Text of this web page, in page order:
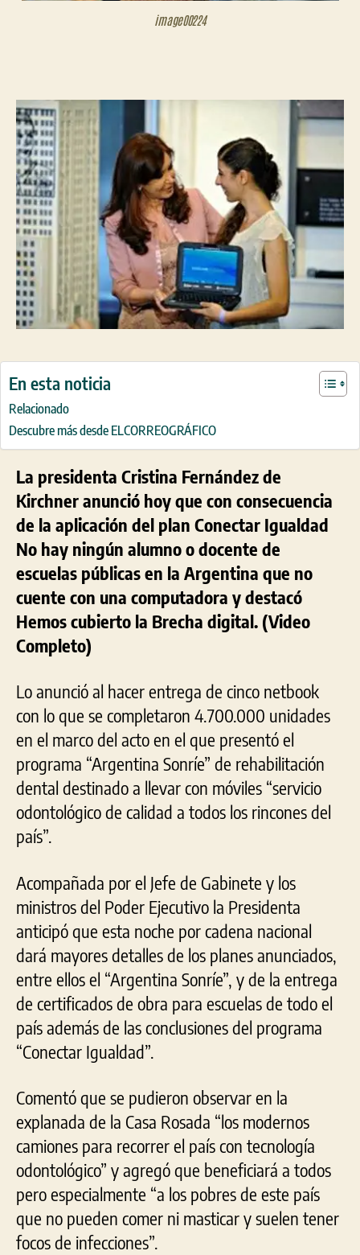
image00224
En esta noticia
Relacionado
Descubre más desde ELCORREOGRÁFICO
La presidenta Cristina Fernández de
Kirchner anunció hoy que con consecuencia
de la aplicación del plan Conectar Igualdad
No hay ningún alumno o docente de
escuelas públicas en la Argentina que no
cuente con una computadora y destacó
Hemos cubierto la Brecha digital. (Video
Completo)
Lo anunció al hacer entrega de cinco netbook
con lo que se completaron 4.700.000 unidades
en el marco del acto en el que presentó el
programa “Argentina Sonríe” de rehabilitación
dental destinado a llevar con móviles “servicio
odontológico de calidad a todos los rincones del
país”.
Acompañada por el Jefe de Gabinete y los
ministros del Poder Ejecutivo la Presidenta
anticipó que esta noche por cadena nacional
dará mayores detalles de los planes anunciados,
entre ellos el “Argentina Sonríe”, y de la entrega
de certificados de obra para escuelas de todo el
país además de las conclusiones del programa
“Conectar Igualdad”.
Comentó que se pudieron observar en la
explanada de la Casa Rosada “los modernos
camiones para recorrer el país con tecnología
odontológico” y agregó que beneficiará a todos
pero especialmente “a los pobres de este país
que no pueden comer ni masticar y suelen tener
focos de infecciones”.